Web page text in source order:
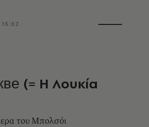
(= Η Λουκία
του Μπολσόι